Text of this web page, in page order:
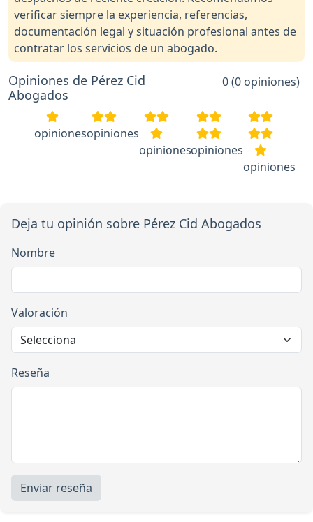
verificar siempre la experiencia, referencias,
documentación legal y situación profesional antes de
contratar los servicios de un abogado.
Opiniones de Pérez Cid
Abogados
0 (0 opiniones)
opinionesopiniones
opinionesopiniones
opiniones
Deja tu opinión sobre Pérez Cid Abogados
Nombre
Valoración
Reseña
Enviar reseña